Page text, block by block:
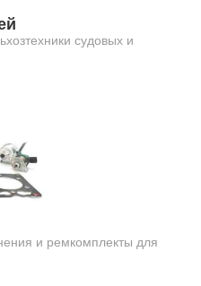
судовых и
и ремкомплекты для